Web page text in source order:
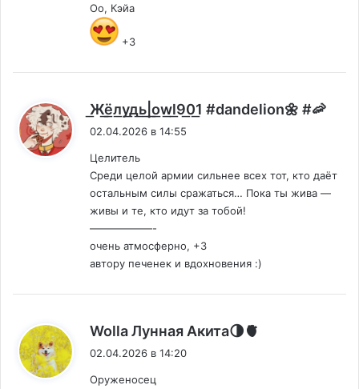
Оо, Кэйа
+3
͟Ж͟ё͟л͟у͟д͟ь͟|͟o͟w͟l͟9͟0͟1 #dandelion🌼 #🦐
02.04.2026 в 14:55
Целитель
Среди целой армии сильнее всех тот, кто даёт
остальным силы сражаться… Пока ты жива —
живы и те, кто идут за тобой!
——————-
очень атмосферно, +3
автору печенек и вдохновения :)
Wolla Лунная Акита🌗🫀
02.04.2026 в 14:20
Оруженосец